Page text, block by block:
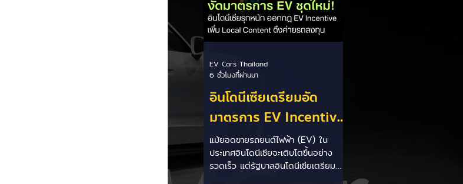
อินโดนีเซียเตรียมอัด
มาตรการ EV Incentive
ชุดใหม่! บีบตั้งโรงงานและ
เพิ่ม Local Content ชิง
แม้ยอดขายรถยนต์ไฟฟ้า (EV) ใน
ประเทศอินโดนีเซียจะเติบโตขึ้นอย่าง
รวดเร็ว แต่รัฐบาลอินโดนีเซียเตรียม
EV Cars Thailand
6 ชั่วโมงที่ผ่านมา